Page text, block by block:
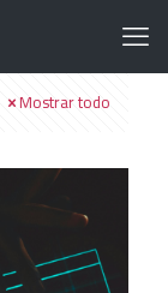
Mostrar todo